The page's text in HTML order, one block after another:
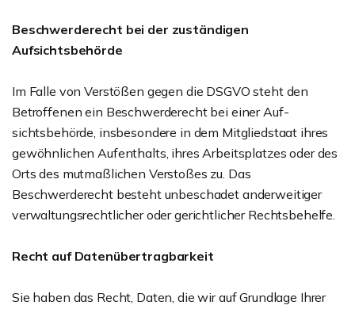
Beschwerderecht bei der zuständigen
Aufsichtsbehörde
Im Falle von Verstößen gegen die DSGVO steht den
Betroffenen ein Beschwerderecht bei einer Auf-
sichtsbehörde, insbesondere in dem Mitgliedstaat ihres
gewöhnlichen Aufenthalts, ihres Arbeitsplatzes oder des
Orts des mutmaßlichen Verstoßes zu. Das
Beschwerderecht besteht unbeschadet anderweitiger
verwaltungsrechtlicher oder gerichtlicher Rechtsbehelfe.
Recht auf Datenübertragbarkeit
Sie haben das Recht, Daten, die wir auf Grundlage Ihrer